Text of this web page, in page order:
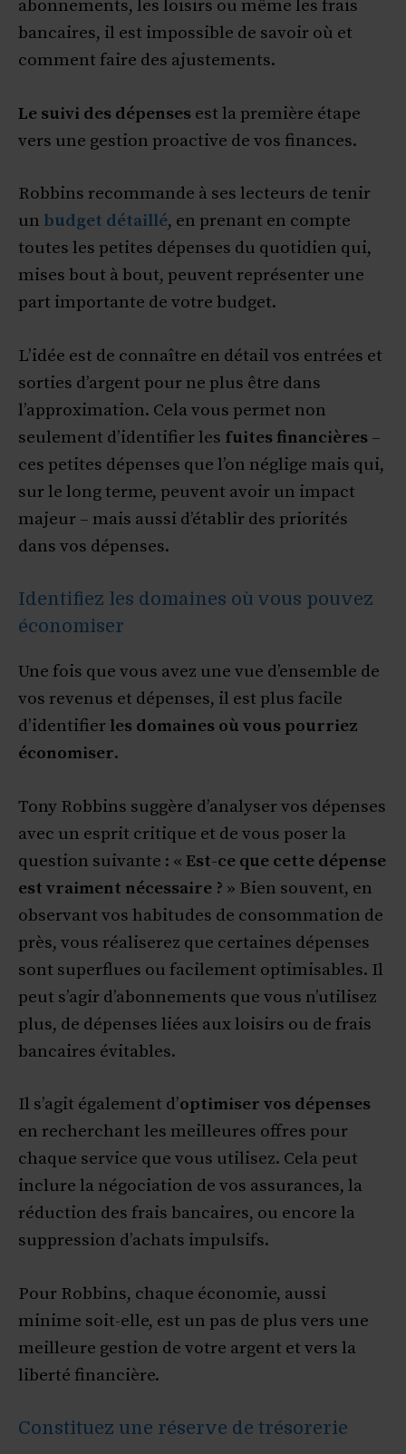
abonnements, les loisirs ou même les frais
bancaires, il est impossible de savoir où et
comment faire des ajustements.
Le suivi des dépenses est la première étape
vers une gestion proactive de vos finances.
Robbins recommande à ses lecteurs de tenir
un budget détaillé, en prenant en compte
toutes les petites dépenses du quotidien qui,
mises bout à bout, peuvent représenter une
part importante de votre budget.
L’idée est de connaître en détail vos entrées et
sorties d’argent pour ne plus être dans
l’approximation. Cela vous permet non
seulement d’identifier les fuites financières –
ces petites dépenses que l’on néglige mais qui,
sur le long terme, peuvent avoir un impact
majeur – mais aussi d’établir des priorités
dans vos dépenses.
Identifiez les domaines où vous pouvez
économiser
Une fois que vous avez une vue d’ensemble de
vos revenus et dépenses, il est plus facile
d’identifier les domaines où vous pourriez
économiser.
Tony Robbins suggère d’analyser vos dépenses
avec un esprit critique et de vous poser la
question suivante : « Est-ce que cette dépense
est vraiment nécessaire ? » Bien souvent, en
observant vos habitudes de consommation de
près, vous réaliserez que certaines dépenses
sont superflues ou facilement optimisables. Il
peut s’agir d’abonnements que vous n’utilisez
plus, de dépenses liées aux loisirs ou de frais
bancaires évitables.
Il s’agit également d’optimiser vos dépenses
en recherchant les meilleures offres pour
chaque service que vous utilisez. Cela peut
inclure la négociation de vos assurances, la
réduction des frais bancaires, ou encore la
suppression d’achats impulsifs.
Pour Robbins, chaque économie, aussi
minime soit-elle, est un pas de plus vers une
meilleure gestion de votre argent et vers la
liberté financière.
Constituez une réserve de trésorerie